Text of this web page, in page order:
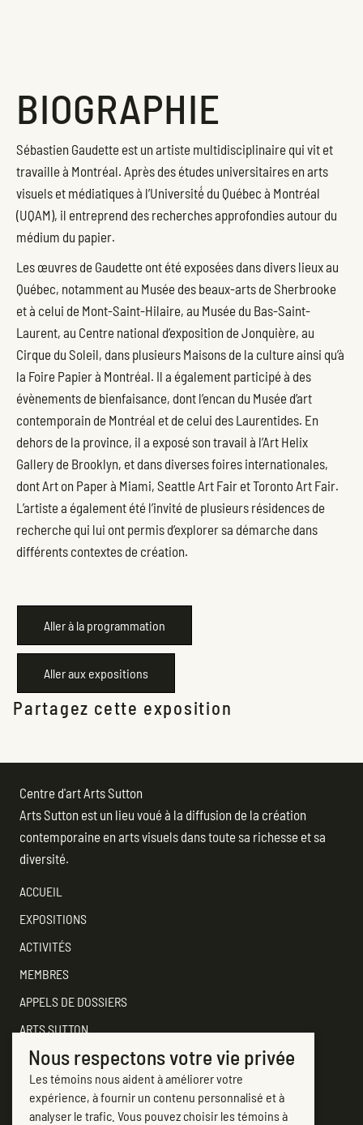
BIOGRAPHIE
Sébastien Gaudette est un artiste multidisciplinaire qui vit et
travaille à Montréal. Après des études universitaires en arts
visuels et médiatiques à l’Université́ du Québec à Montréal
(UQAM), il entreprend des recherches approfondies autour du
médium du papier.
Les œuvres de Gaudette ont été exposées dans divers lieux au
Québec, notamment au Musée des beaux-arts de Sherbrooke
et à celui de Mont-Saint-Hilaire, au Musée du Bas-Saint-
Laurent, au Centre national d’exposition de Jonquière, au
Cirque du Soleil, dans plusieurs Maisons de la culture ainsi qu’à
la Foire Papier à Montréal. Il a également participé à des
évènements de bienfaisance, dont l’encan du Musée d’art
contemporain de Montréal et de celui des Laurentides. En
dehors de la province, il a exposé son travail à l’Art Helix
Gallery de Brooklyn, et dans diverses foires internationales,
dont Art on Paper à Miami, Seattle Art Fair et Toronto Art Fair.
L’artiste a également été l’invité de plusieurs résidences de
recherche qui lui ont permis d’explorer sa démarche dans
différents contextes de création.
Aller à la programmation
Aller aux expositions
Partagez cette exposition
Centre d'art Arts Sutton
Arts Sutton est un lieu voué à la diffusion de la création
contemporaine en arts visuels dans toute sa richesse et sa
diversité.
ACCUEIL
EXPOSITIONS
ACTIVITÉS
MEMBRES
APPELS DE DOSSIERS
ARTS SUTTON
SOUTENEZ
CONTACTER ARTS SUTTON
7, rue Academy
Nous respectons votre vie privée
Les témoins nous aident à améliorer votre
expérience, à fournir un contenu personnalisé et à
analyser le trafic. Vous pouvez choisir les témoins à